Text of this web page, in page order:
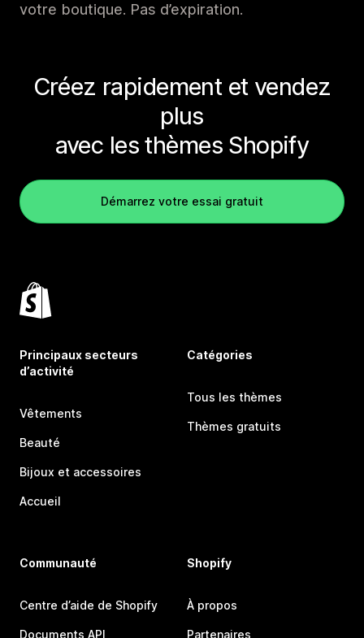
votre boutique. Pas d’expiration.
Créez rapidement et vendez
plus
avec les thèmes Shopify
Démarrez votre essai gratuit
Principaux secteurs
d’activité
Vêtements
Beauté
Bijoux et accessoires
Accueil
Catégories
Tous les thèmes
Thèmes gratuits
Communauté
Centre d’aide de Shopify
Documents API
Shopify
À propos
Partenaires